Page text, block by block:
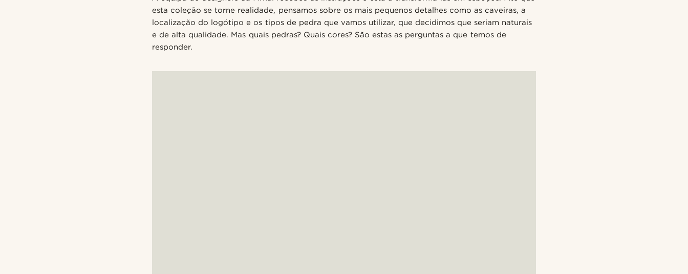
esta coleção se torne realidade, pensamos sobre os mais pequenos detalhes como as caveiras, a
localização do logótipo e os tipos de pedra que vamos utilizar, que decidimos que seriam naturais
e de alta qualidade. Mas quais pedras? Quais cores? São estas as perguntas a que temos de
responder.